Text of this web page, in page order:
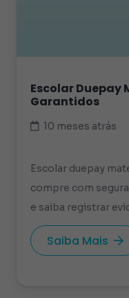
Escolar Duepay
Garantidos
10 meses atrás
Escolar duepay
compre com
e saiba registrar
Saiba Mais